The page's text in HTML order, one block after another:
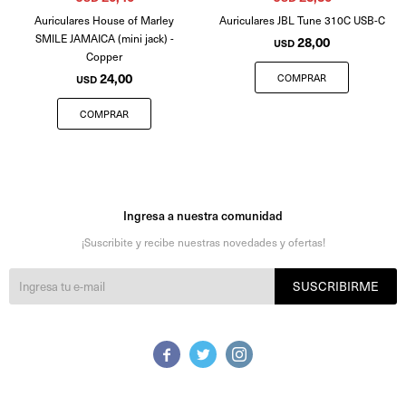
Auriculares House of Marley
SMILE JAMAICA (mini jack) -
Copper
USD24,00
Auriculares JBL Tune 310C USB-C
USD28,00
  
Ingresa a nuestra comunidad
¡Suscribite y recibe nuestras novedades y ofertas!
SUSCRIBIRME